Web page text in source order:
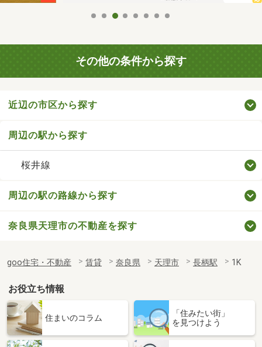
その他の条件から探す
近辺の市区から探す
周辺の駅から探す
桜井線
周辺の駅の路線から探す
奈良県天理市の不動産を探す
goo住宅・不動産 賃貸 奈良県 天理市 長柄駅 1K
お役立ち情報
住まいのコラム
「住みたい街」
を見つけよう